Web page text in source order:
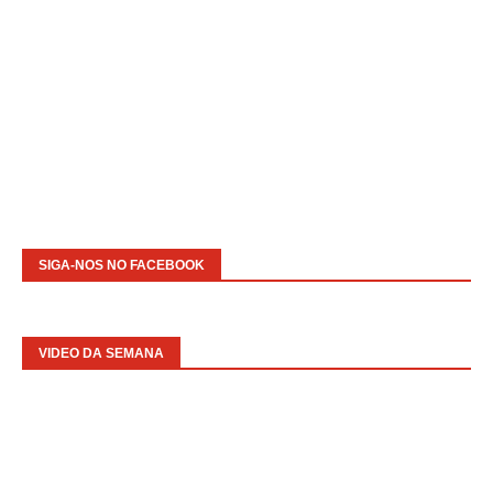
SIGA-NOS NO FACEBOOK
VIDEO DA SEMANA